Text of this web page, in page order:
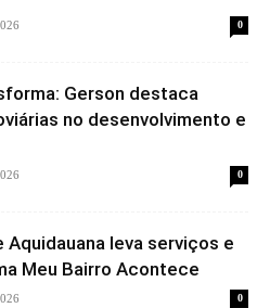
0
Gerson destaca
no desenvolvimento e
0
Aquidauana leva serviços e
Meu Bairro Acontece
0